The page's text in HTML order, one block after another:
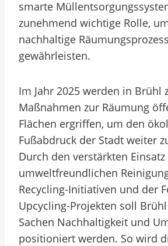
smarte
zunehmend wichtige Rolle,
nachhaltige
gewährleisten.
Im Jahr 2025 werden in Brühl
Maßnahmen zur Räumung
Flächen ergriffen, um den
Fußabdruck der Stadt weiter
Durch den verstärkten Einsatz
umweltfreundlichen
Recycling-Initiativen und der
Upcycling-Projekten soll
Sachen Nachhaltigkeit und
positioniert werden. So wird